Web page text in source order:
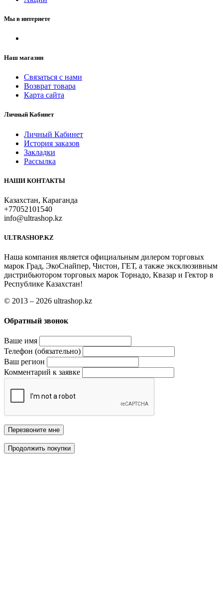
Мы в интернете
Наш магазин
Связаться с нами
Возврат товара
Карта сайта
Личный Кабинет
Личный Кабинет
История заказов
Закладки
Рассылка
НАШИ КОНТАКТЫ
Казахстан, Караганда
+77052101540
info@ultrashop.kz
ULTRASHOP.KZ
Наша компания является официальным дилером торговых
марок Град, ЭкоСнайпер, Чистон, ГЕТ, а также эксклюзивным
дистрибьютором торговых марок Торнадо, Квазар и Гектор в
Республике Казахстан!
© 2013 – 2026 ultrashop.kz
Обратный звонок
Ваше имя
Телефон (обязательно)
Ваш регион
Комментарий к заявке
Перезвоните мне
Продолжить покупки